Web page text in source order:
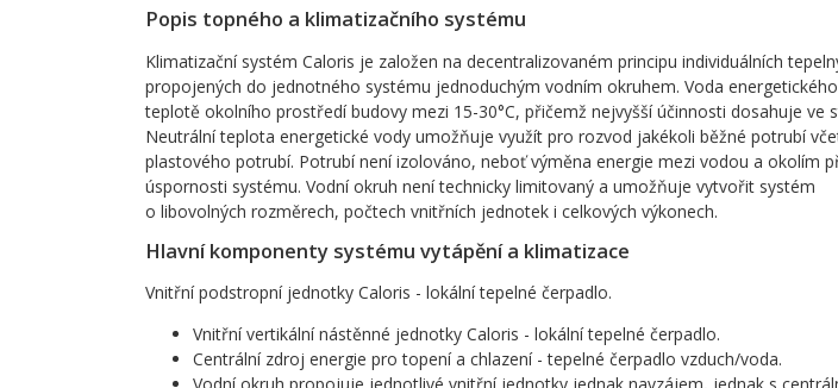
Popis topného a klimatizačního systému
Klimatizační systém Caloris je založen na decentralizovaném principu individuálních
propojených do jednotného systému jednoduchým vodním okruhem. Voda
teplotě okolního prostředí budovy mezi 15-30°C, přičemž nejvyšší účinnosti dosahuje ve
Neutrální teplota energetické vody umožňuje využít pro rozvod jakékoli běžné potrubí
plastového potrubí. Potrubí není izolováno, neboť výměna energie mezi vodou a okolím
úspornosti systému. Vodní okruh není technicky limitovaný a umožňuje vytvořit systém
o libovolných rozměrech, počtech vnitřních jednotek i celkových výkonech.
Hlavní komponenty systému vytápění a klimatizace
Vnitřní podstropní jednotky Caloris - lokální tepelné čerpadlo.
Vnitřní vertikální nástěnné jednotky Caloris - lokální tepelné čerpadlo.
Centrální zdroj energie pro topení a chlazení - tepelné čerpadlo vzduch/voda.